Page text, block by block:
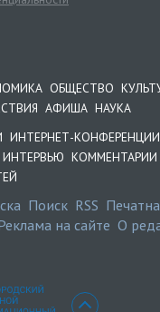
ОБЩЕСТВО
АФИША НАУКА
ИНТЕРНЕТ-КОНФЕРЕНЦИИ
ИНТЕРВЬЮ КОММЕНТАРИИ
Поиск RSS
на сайте О